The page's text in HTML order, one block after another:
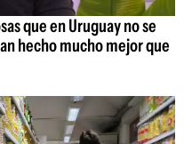
que en Uruguay no se
hecho mucho mejor que